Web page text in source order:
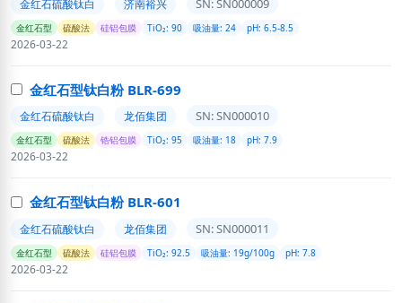
金红石硫酸钛白 济南裕兴
金红石型 硫酸法 硅铝包膜 TiO₂: 90 吸油量: 24 pH: 6.5-8.5
2026-03-22
金红石型钛白粉 BLR-699
金红石硫酸钛白 龙佰集团 SN: SN000010
金红石型 硫酸法 锆铝包膜 TiO₂: 95 吸油量: 18 pH: 7.9
2026-03-22
金红石型钛白粉 BLR-601
金红石硫酸钛白 龙佰集团 SN: SN000011
金红石型 硫酸法 硅铝包膜 TiO₂: 92.5 吸油量: 19g/100g pH: 7.8
2026-03-22